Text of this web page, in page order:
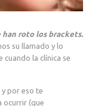
han roto los brackets.
su llamado y lo
cuando la clínica se
y por eso te
ocurrir (que